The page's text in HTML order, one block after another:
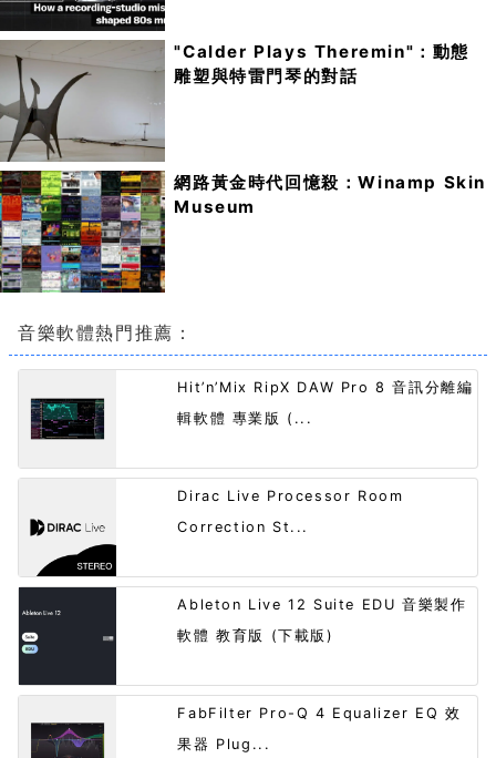
"Calder Plays Theremin"：動態
雕塑與特雷門琴的對話
網路黃金時代回憶殺：Winamp Skin
Museum
音樂軟體熱門推薦：
Hit’n’Mix RipX DAW Pro 8 音訊分離編
輯軟體 專業版 (...
Dirac Live Processor Room
Correction St...
Ableton Live 12 Suite EDU 音樂製作
軟體 教育版 (下載版)
FabFilter Pro-Q 4 Equalizer EQ 效
果器 Plug...